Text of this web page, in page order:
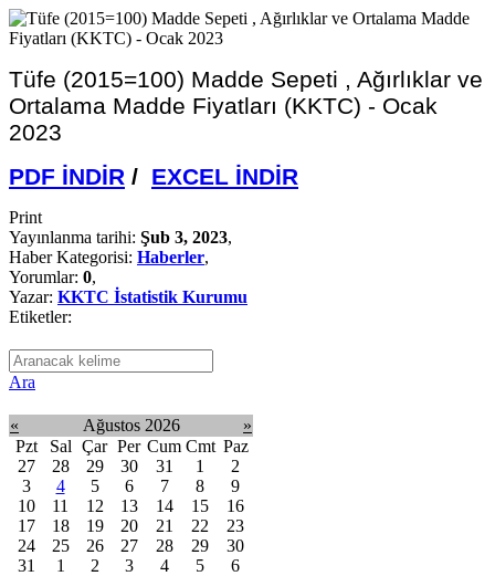
Tüfe (2015=100) Madde Sepeti , Ağırlıklar ve
Ortalama Madde Fiyatları (KKTC) - Ocak
2023
PDF İNDİR / EXCEL İNDİR
Print
Yayınlanma tarihi: Şub 3, 2023,
Haber Kategorisi: Haberler,
Yorumlar: 0,
Yazar: KKTC İstatistik Kurumu
Etiketler:
Ara
« Ağustos 2026
»
Pzt
Sal Çar Per Cum Cmt Paz
27
28 29 30 31 1
2
3
4 5 6 7 8
9
10
11 12 13 14 15
16
17
18 19 20 21 22
23
24
25 26 27 28 29
30
31
1 2 3 4 5 6